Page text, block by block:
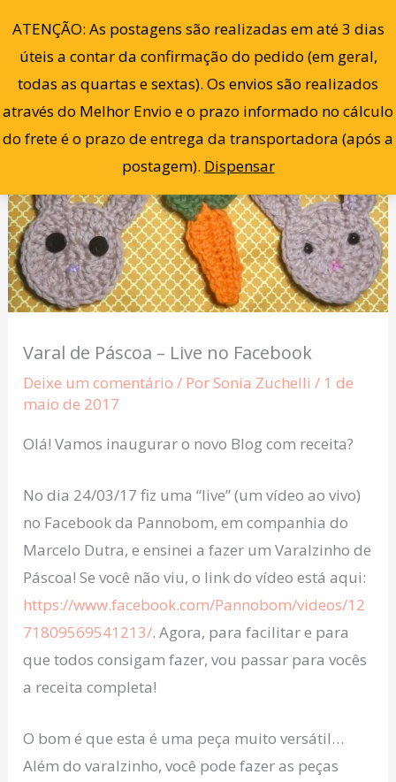
ATENÇÃO: As postagens são realizadas em até 3 dias
úteis a contar da confirmação do pedido (em geral,
todas as quartas e sextas). Os envios são realizados
através do Melhor Envio e o prazo informado no cálculo
do frete é o prazo de entrega da transportadora (após a
postagem). Dispensar
para
conteúdo
0
Varal de Páscoa – Live no Facebook
Deixe um comentário / PorSonia Zuchelli/ 1 de
maio de 2017
Olá! Vamos inaugurar o novo Blog com receita?
No dia 24/03/17 fiz uma “live” (um vídeo ao vivo)
no Facebook da Pannobom, em companhia do
Marcelo Dutra, e ensinei a fazer um Varalzinho de
Páscoa! Se você não viu, o link do vídeo está aqui:
https://www.facebook.com/Pannobom/videos/12
71809569541213/. Agora, para facilitar e para
que todos consigam fazer, vou passar para vocês
a receita completa!
O bom é que esta é uma peça muito versátil…
Além do varalzinho, você pode fazer as peças
q
u
s
a
r